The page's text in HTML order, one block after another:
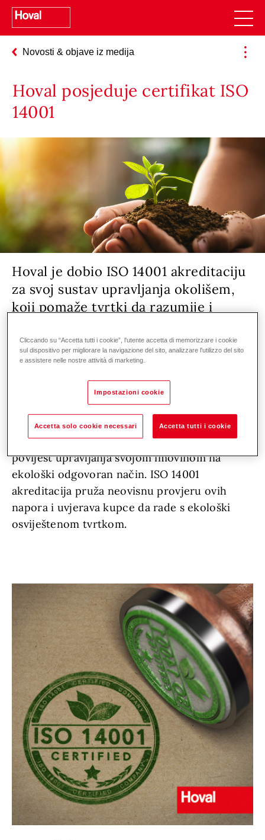
Novosti & objave iz medija
Hoval posjeduje certifikat ISO
14001
Hoval je dobio ISO 14001 akreditaciju
za svoj sustav upravljanja okolišem,
koji pomaže tvrtki da razumije i
Kao takav, pomaže Hovalu da smanji otpad i
učinkovitije koristi resurse, kao i da ispuni
ekološka očekivanja kupaca.
Hovalova voditeljica kvalitete, Rebecca
Shearring, primijetila je: "Hoval ima dugu
povijest upravljanja svojom imovinom na
ekološki odgovoran način. ISO 14001
akreditacija pruža neovisnu provjeru ovih
napora i uvjerava kupce da rade s ekološki
osviještenom tvrtkom.
Cliccando su “Accetta tutti i cookie”, l'utente accetta di memorizzare i cookie
sul dispositivo per migliorare la navigazione del sito, analizzare l'utilizzo del sito
e assistere nelle nostre attività di marketing.
Impostazioni cookie
Accetta solo cookie necessari Accetta tutti i cookie